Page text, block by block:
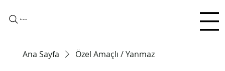
Arama
Ana Sayfa Özel Amaçlı / Yanmaz